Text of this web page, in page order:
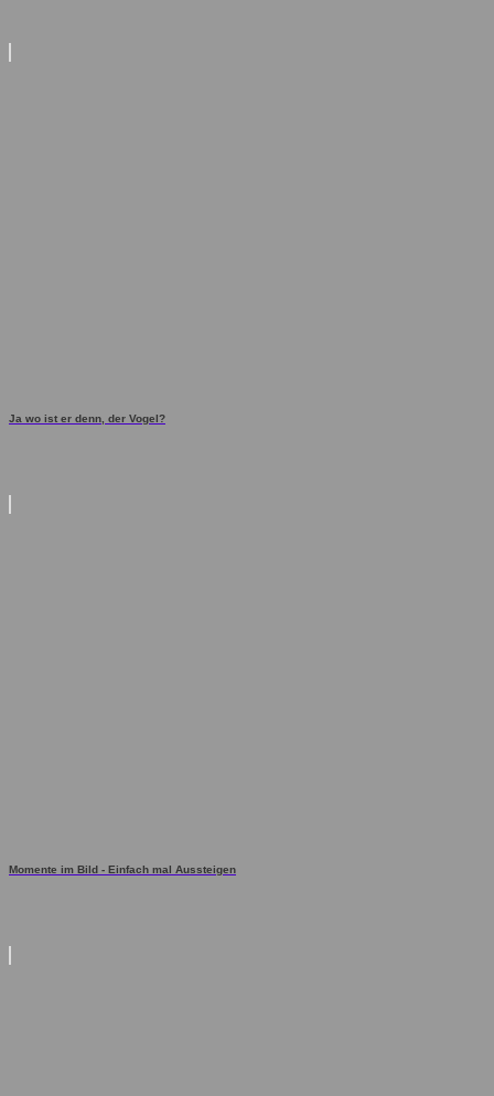
Ja wo ist er denn, der Vogel?
Momente im Bild - Einfach mal Aussteigen